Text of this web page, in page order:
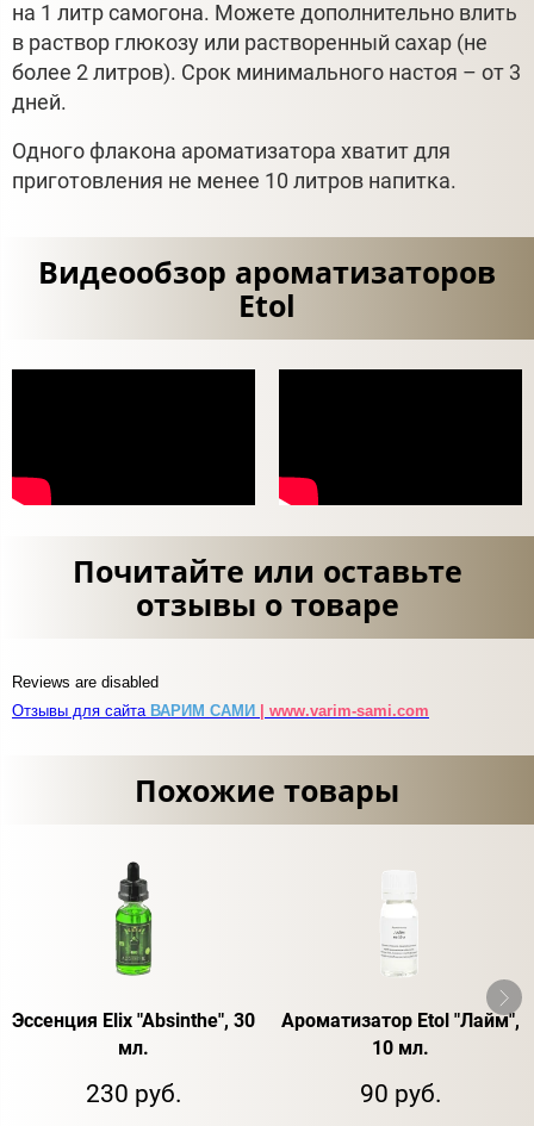
на 1 литр самогона. Можете дополнительно влить
в раствор глюкозу или растворенный сахар (не
более 2 литров). Срок минимального настоя – от 3
дней.
Одного флакона ароматизатора хватит для
приготовления не менее 10 литров напитка.
Видеообзор ароматизаторов
Etol
Почитайте или оставьте
отзывы о товаре
Reviews are disabled
Отзывы для сайта ВАРИМ САМИ | www.varim-sami.com
Похожие товары
Эссенция Elix "Absinthe", 30
мл.
230 руб.
Ароматизатор Etol "Лайм",
10 мл.
90 руб.